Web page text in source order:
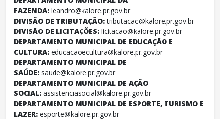
FAZENDA: leandro@kalore.pr.gov.br
DIVISÃO DE TRIBUTAÇÃO:tributacao@kalore.pr.gov.br
DIVISÃO DE LICITAÇÕES: licitacao@kalore.pr.gov.br
DEPARTAMENTO MUNICIPAL DE EDUCAÇÃO E
CULTURA: educacaoecultura@kalore.pr.gov.br
DEPARTAMENTO MUNICIPAL DE
SAÚDE: saude@kalore.pr.gov.br
DEPARTAMENTO MUNICIPAL DE AÇÃO
SOCIAL: assistenciasocial@kalore.pr.gov.br
DEPARTAMENTO MUNICIPAL DE ESPORTE, TURISMO E
LAZER: esporte@kalore.pr.gov.br